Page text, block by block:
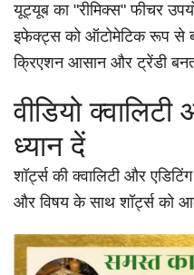
यूट्यूब का "रीमिक्स" फीचर
इफेक्ट्स को ऑटोमेटिक रूप से
क्रिएशन आसान और ट्रेंडी
वीडियो
ध्यान दें
शॉर्ट्स की क्वालिटी और
और विषय के साथ शॉर्ट्स को